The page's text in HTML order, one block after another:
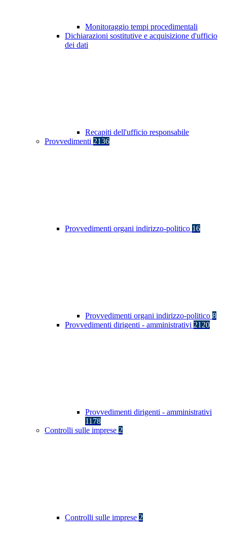
Monitoraggio tempi procedimentali
Dichiarazioni sostitutive e acquisizione d'ufficio
dei dati
Recapiti dell'ufficio responsabile
Provvedimenti 2136
Provvedimenti organi indirizzo-politico 16
Provvedimenti organi indirizzo-politico 8
Provvedimenti dirigenti - amministrativi 2120
Provvedimenti dirigenti - amministrativi
1178
Controlli sulle imprese 2
Controlli sulle imprese 2